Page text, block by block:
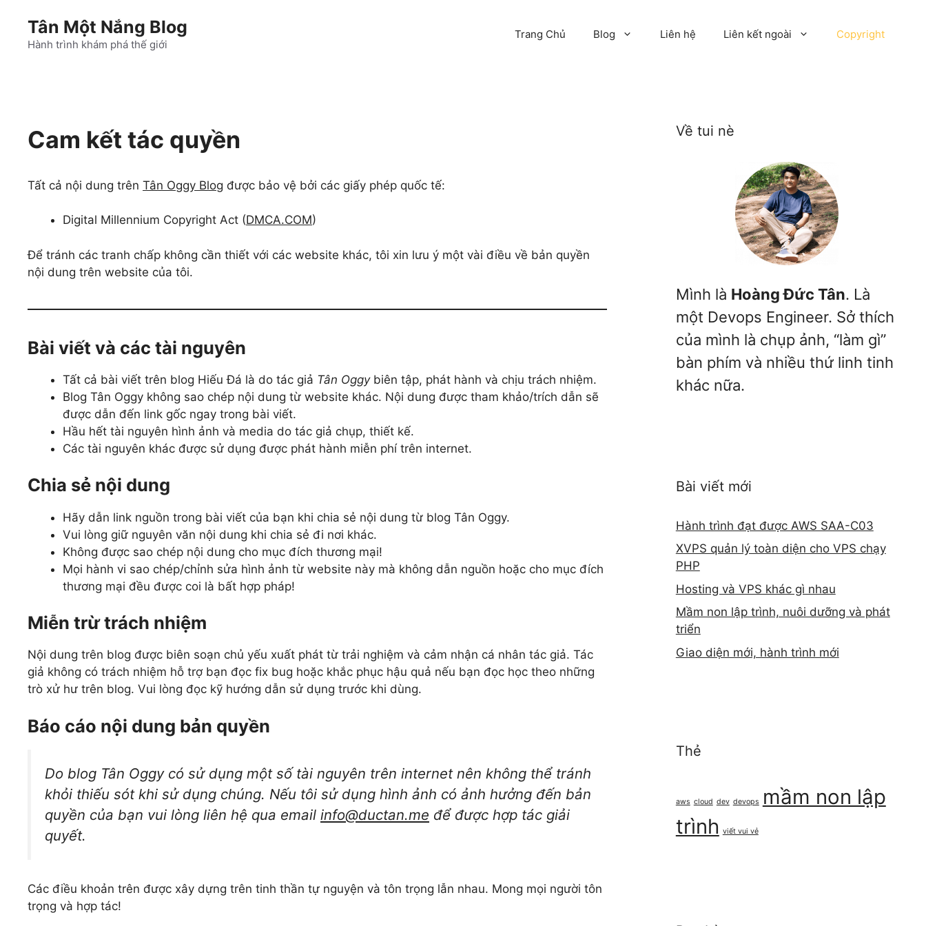
Tân Một Nắng Blog
Hành trình khám phá thế giới
Trang Chủ Blog Liên hệ Liên kết ngoài Copyright
Cam kết tác quyền
Tất cả nội dung trên Tân Oggy Blog được bảo vệ bởi các giấy phép quốc tế:
Digital Millennium Copyright Act (DMCA.COM)
Để tránh các tranh chấp không cần thiết với các website khác, tôi xin lưu ý một vài điều về bản quyền
nội dung trên website của tôi.
Bài viết và các tài nguyên
Tất cả bài viết trên blog Hiếu Đá là do tác giả Tân Oggybiên tập, phát hành và chịu trách nhiệm.
Blog Tân Oggy không sao chép nội dung từ website khác. Nội dung được tham khảo/trích dẫn sẽ
được dẫn đến link gốc ngay trong bài viết.
Hầu hết tài nguyên hình ảnh và media do tác giả chụp, thiết kế.
Các tài nguyên khác được sử dụng được phát hành miễn phí trên internet.
Chia sẻ nội dung
Hãy dẫn link nguồn trong bài viết của bạn khi chia sẻ nội dung từ blog Tân Oggy.
Vui lòng giữ nguyên văn nội dung khi chia sẻ đi nơi khác.
Không được sao chép nội dung cho mục đích thương mại!
Mọi hành vi sao chép/chỉnh sửa hình ảnh từ website này mà không dẫn nguồn hoặc cho mục đích
thương mại đều được coi là bất hợp pháp!
Miễn trừ trách nhiệm
Nội dung trên blog được biên soạn chủ yếu xuất phát từ trải nghiệm và cảm nhận cá nhân tác giả. Tác
giả không có trách nhiệm hỗ trợ bạn đọc fix bug hoặc khắc phục hậu quả nếu bạn đọc học theo những
trò xử hư trên blog. Vui lòng đọc kỹ hướng dẫn sử dụng trước khi dùng.
Báo cáo nội dung bản quyền
Do blog Tân Oggy có sử dụng một số tài nguyên trên internet nên không thể tránh
khỏi thiếu sót khi sử dụng chúng. Nếu tôi sử dụng hình ảnh có ảnh hưởng đến bản
quyền của bạn vui lòng liên hệ qua email info@ductan.me để được hợp tác giải
quyết.
Các điều khoản trên được xây dựng trên tinh thần tự nguyện và tôn trọng lẫn nhau. Mong mọi người tôn
trọng và hợp tác!
Về tui nè
Mình là Hoàng Đức Tân. Là
một Devops Engineer. Sở thích
của mình là chụp ảnh, “làm gì”
bàn phím và nhiều thứ linh tinh
khác nữa.
Bài viết mới
Hành trình đạt được AWS SAA-C03
XVPS quản lý toàn diện cho VPS chạy
PHP
Hosting và VPS khác gì nhau
Mầm non lập trình, nuôi dưỡng và phát
triển
Giao diện mới, hành trình mới
Thẻ
aws cloud dev devops
mầm non lập
trình viết vui vẻ